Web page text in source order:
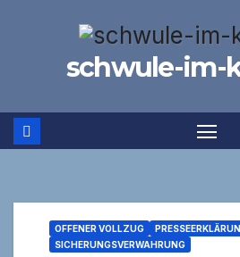
schwule-im-
OFFENER VOLLZUG
SICHERUNGSVERWAHRUNG